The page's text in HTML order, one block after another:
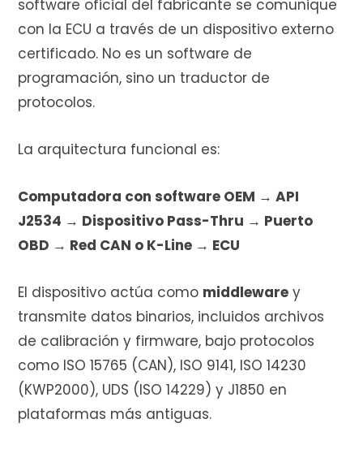
a
software oficial del fabricante se comunique
con la ECU a través de un dispositivo externo
certificado. No es un software de
programación, sino un traductor de
protocolos.
La arquitectura funcional es:
Computadora con software OEM → API
J2534 → Dispositivo Pass-Thru → Puerto
OBD → Red CAN o K-Line → ECU
El dispositivo actúa como middleware y
transmite datos binarios, incluidos archivos
de calibración y firmware, bajo protocolos
como ISO 15765 (CAN), ISO 9141, ISO 14230
(KWP2000), UDS (ISO 14229) y J1850 en
plataformas más antiguas.